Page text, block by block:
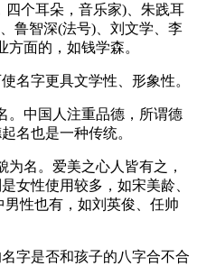
个耳朵，音乐家)、朱践耳
鲁智深(法号)、刘文学、李
面的，如钱学森。
名字更具文学性、形象性。
。中国人注重品德，所谓德
名也是一种传统。
名。爱美之心人皆有之，
女性使用较多，如宋美龄、
性也有，如刘英俊、任帅
字是否和孩子的八字合不合